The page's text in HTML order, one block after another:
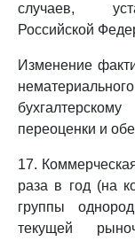
случаев,
Российской
Изменение
переоценки и
17.
раза в год (на
группы
текущей